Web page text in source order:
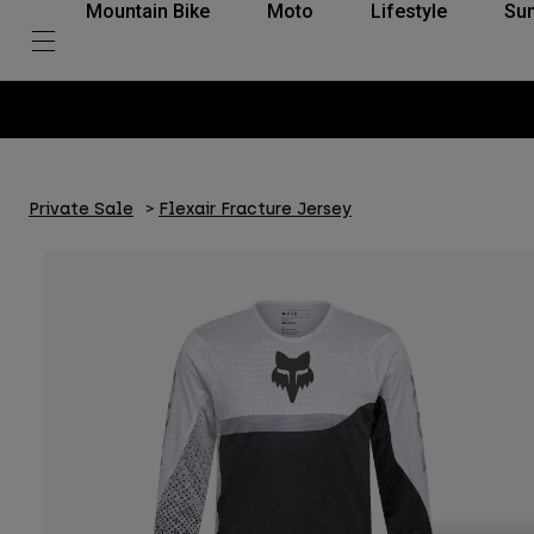
Mountain Bike Moto Lifestyle
Private Sale Flexair Fracture Jersey